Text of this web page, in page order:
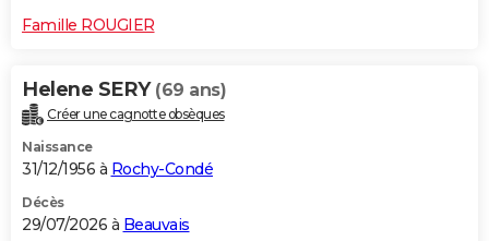
Famille ROUGIER
Helene SERY (69 ans)
Créer une cagnotte obsèques
Naissance
31/12/1956 à Rochy-Condé
Décès
29/07/2026 à Beauvais